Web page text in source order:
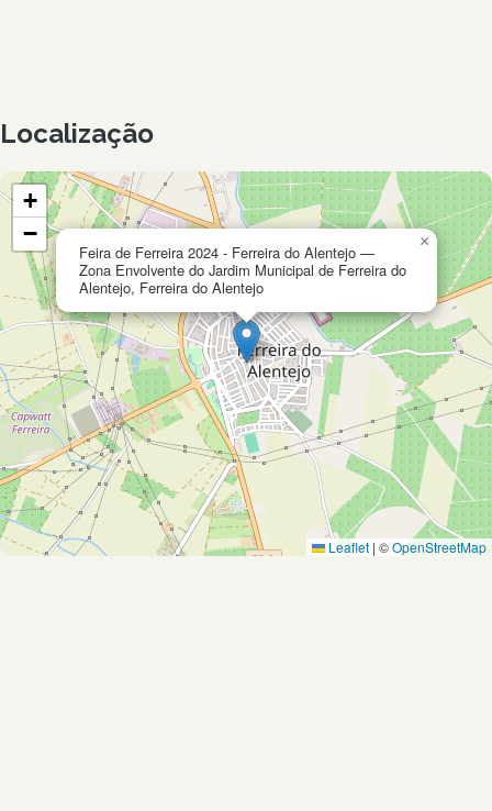
Localização
Feira de Ferreira 2024 - Ferreira do Alentejo —
Zona Envolvente do Jardim Municipal de Ferreira do
Alentejo, Ferreira do Alentejo
×
+
−
Leaflet | ©OpenStreetMap